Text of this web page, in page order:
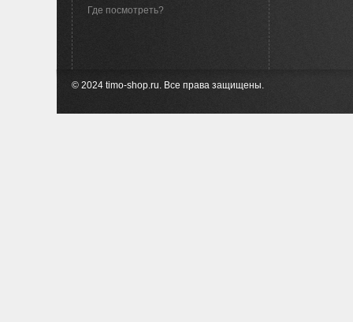
Где посмотреть?
© 2024 timo-shop.ru. Все права защищены.